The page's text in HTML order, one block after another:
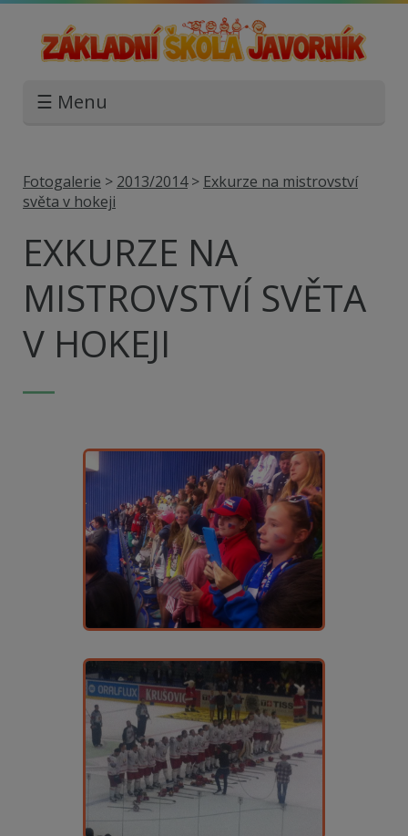
☰ Menu
Fotogalerie > 2013/2014> Exkurze na mistrovství
světa v hokeji
EXKURZE NA
MISTROVSTVÍ SVĚTA
V HOKEJI